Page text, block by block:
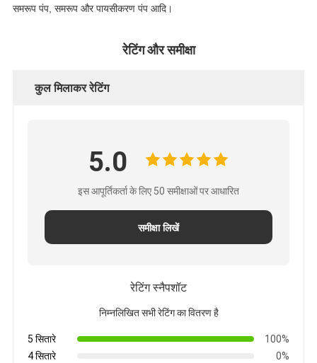
समरूप पंप, समरूप और पायसीकरण पंप आदि।
रेटिंग और समीक्षा
कुल मिलाकर रेटिंग
5.0
इस आपूर्तिकर्ता के लिए 50 समीक्षाओं पर आधारित
समीक्षा लिखें
रेटिंग स्नैपशॉट
निम्नलिखित सभी रेटिंग का वितरण है
5 सितारे
100%
4 सितारे
0%